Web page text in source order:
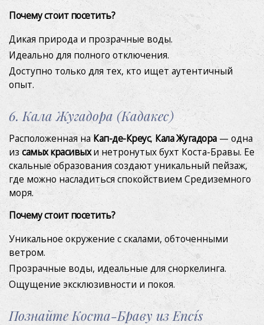
Почему стоит посетить?
Дикая природа и прозрачные воды.
Идеально для полного отключения.
Доступно только для тех, кто ищет аутентичный
опыт.
6. Кала Жугадора (Кадакес)
Расположенная на Кап-де-Креус, Кала Жугадора— одна
из самых красивыхи нетронутых бухт Коста-Бравы. Ее
скальные образования создают уникальный пейзаж,
где можно насладиться спокойствием Средиземного
моря.
Почему стоит посетить?
Уникальное окружение с скалами, обточенными
ветром.
Прозрачные воды, идеальные для сноркелинга.
Ощущение эксклюзивности и покоя.
Познайте Коста-Браву из Encís